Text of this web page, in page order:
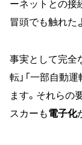
ーネットとの接
冒頭でも触れた
事実として完全
転」「一部自動
ます。それらの
スカーも電子化